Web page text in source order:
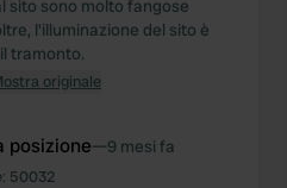
sito sono molto fangose
l'illuminazione del sito è
tramonto.
originale
posizione—9 mesi fa
50032